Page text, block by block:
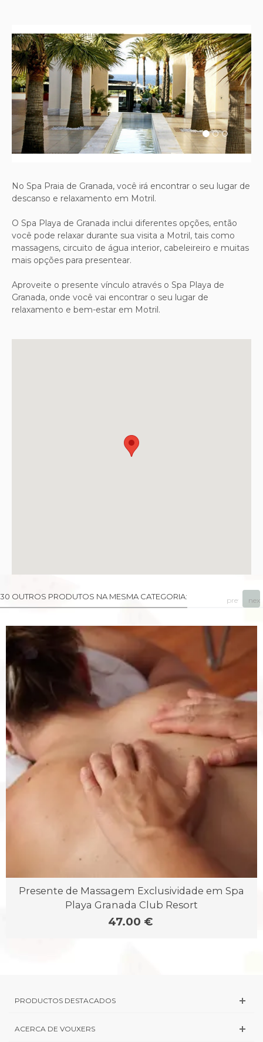
Previous Next
No Spa Praia de Granada, você irá encontrar o seu lugar de
descanso e relaxamento em Motril.
O Spa Playa de Granada inclui diferentes opções, então
você pode relaxar durante sua visita a Motril, tais como
massagens, circuito de água interior, cabeleireiro e muitas
mais opções para presentear.
Aproveite o presente vínculo através o Spa Playa de
Granada, onde você vai encontrar o seu lugar de
relaxamento e bem-estar em Motril.
30 OUTROS PRODUTOS NA MESMA CATEGORIA:
Presente de Massagem Exclusividade em Spa
Playa Granada Club Resort
47.00 €
prev next
PRODUCTOS DESTACADOS
ACERCA DE VOUXERS